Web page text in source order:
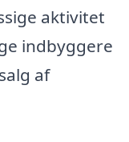
aktivitet
indbyggere
af